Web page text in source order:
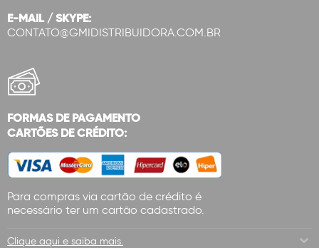
E-MAIL / SKYPE:
CONTATO@GMIDISTRIBUIDORA.COM.BR
FORMAS DE PAGAMENTO
CARTÕES DE CRÉDITO:
Para compras via cartão de crédito é
necessário ter um cartão cadastrado.
Clique aqui e saiba mais.